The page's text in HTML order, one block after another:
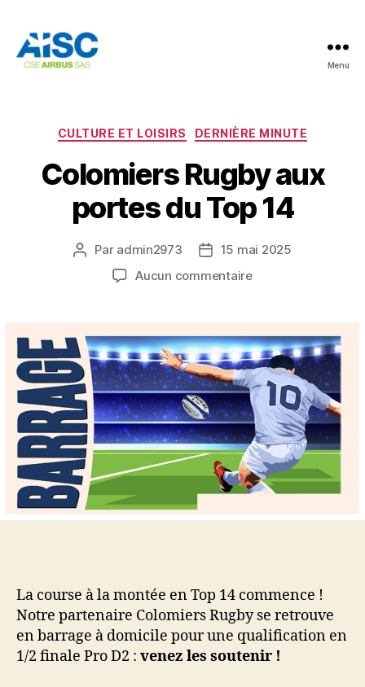
Menu
Catégories
CULTURE ET LOISIRS DERNIÈRE MINUTE
Colomiers Rugby aux
portes du Top 14
Auteur
l’article
Par admin2973
Date15 mai 2025
Aucun commentairesur
portes
du
Top
14
La course à la montée en Top 14 commence !
Notre partenaire Colomiers Rugby se retrouve
en barrage à domicile pour une qualification en
1/2 finale Pro D2 : venez les soutenir !